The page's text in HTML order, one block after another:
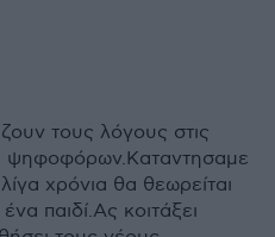
τους λόγους στις
ψηφοφόρων.Καταντησαμε
χρόνια θα θεωρείται
παιδί.Ας κοιτάξει